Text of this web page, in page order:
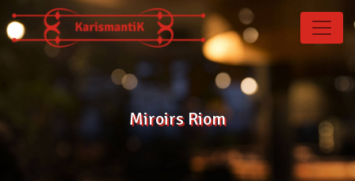
Panneau de gestion des cookies
Miroirs Riom